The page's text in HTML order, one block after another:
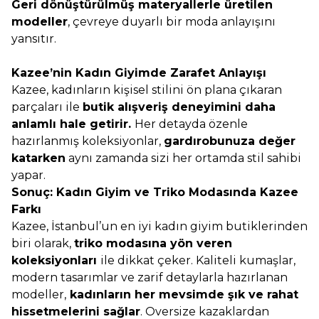
Geri dönüştürülmüş materyallerle üretilen
modeller, çevreye duyarlı bir moda anlayışını
yansıtır.
Kazee’nin Kadın Giyimde Zarafet Anlayışı
Kazee, kadınların kişisel stilini ön plana çıkaran
parçaları ile butik alışveriş deneyimini daha
anlamlı hale getirir. Her detayda özenle
hazırlanmış koleksiyonlar, gardırobunuza değer
katarken aynı zamanda sizi her ortamda stil sahibi
yapar.
Sonuç: Kadın Giyim ve Triko Modasında Kazee
Farkı
Kazee, İstanbul’un en iyi kadın giyim butiklerinden
biri olarak, triko modasına yön veren
koleksiyonları ile dikkat çeker. Kaliteli kumaşlar,
modern tasarımlar ve zarif detaylarla hazırlanan
modeller, kadınların her mevsimde şık ve rahat
hissetmelerini sağlar. Oversize kazaklardan